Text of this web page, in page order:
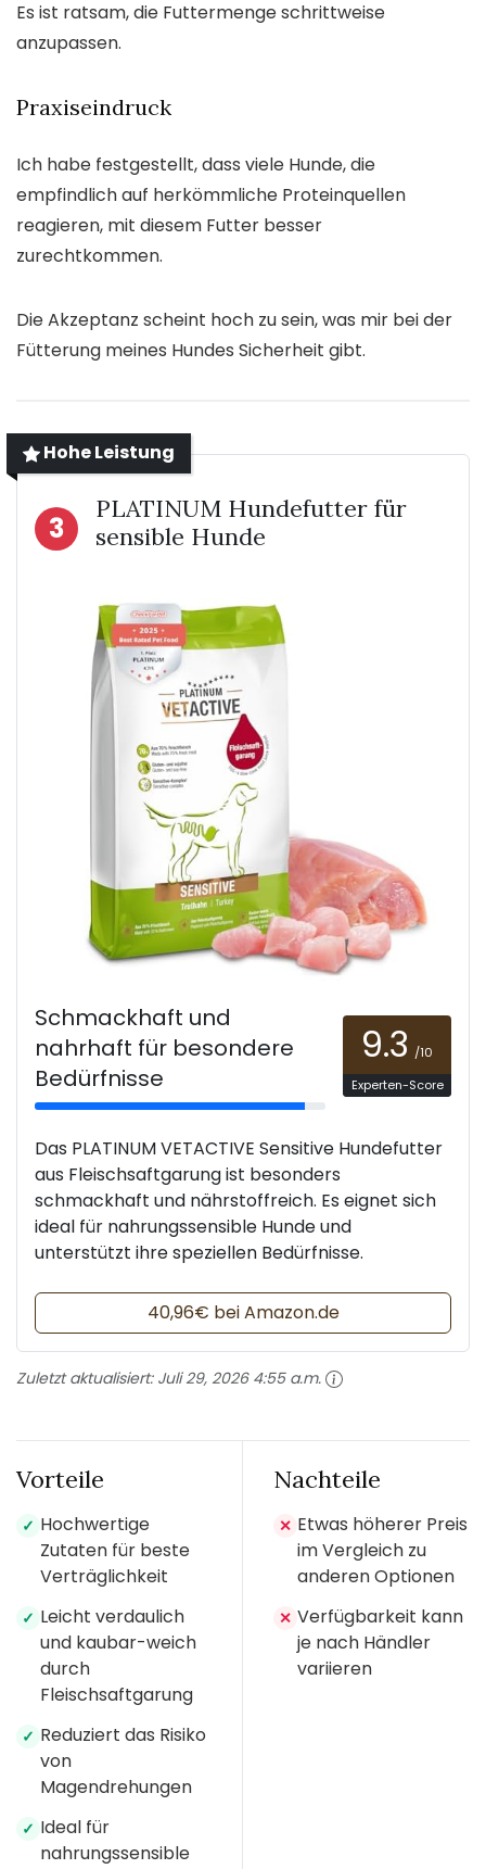
Es ist ratsam, die Futtermenge schrittweise
anzupassen.
Praxiseindruck
Ich habe festgestellt, dass viele Hunde, die
empfindlich auf herkömmliche Proteinquellen
reagieren, mit diesem Futter besser
zurechtkommen.
Die Akzeptanz scheint hoch zu sein, was mir bei der
Fütterung meines Hundes Sicherheit gibt.
Hohe Leistung
3
PLATINUM Hundefutter für
sensible Hunde
Schmackhaft und
nahrhaft für besondere
Bedürfnisse
9.3 /10
Experten-Score
Das PLATINUM VETACTIVE Sensitive Hundefutter
aus Fleischsaftgarung ist besonders
schmackhaft und nährstoffreich. Es eignet sich
ideal für nahrungssensible Hunde und
unterstützt ihre speziellen Bedürfnisse.
40,96€ bei Amazon.de
Zuletzt aktualisiert: Juli 29, 2026 4:55 a.m.
Vorteile
✓ Hochwertige
Zutaten für beste
Verträglichkeit
✓ Leicht verdaulich
und kaubar-weich
durch
Fleischsaftgarung
✓ Reduziert das Risiko
von
Magendrehungen
✓ Ideal für
nahrungssensible
Nachteile
✕ Etwas höherer Preis
im Vergleich zu
anderen Optionen
✕ Verfügbarkeit kann
je nach Händler
variieren